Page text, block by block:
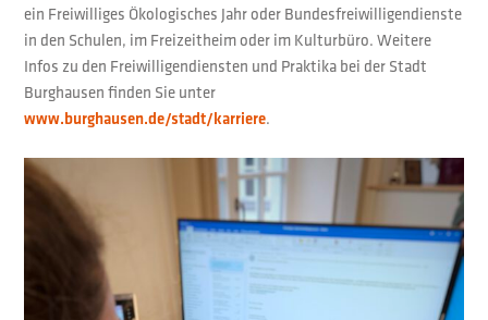
ein Freiwilliges Ökologisches Jahr oder Bundesfreiwilligendienste
in den Schulen, im Freizeitheim oder im Kulturbüro. Weitere
Infos zu den Freiwilligendiensten und Praktika bei der Stadt
Burghausen finden Sie unter
www.burghausen.de/stadt/karriere.